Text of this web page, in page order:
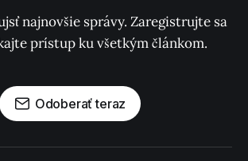
najnovšie správy. Zaregistrujte sa
prístup ku všetkým článkom.
Odoberať teraz